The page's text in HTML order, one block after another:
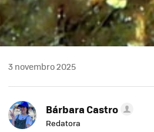
3 novembro 2025
Bárbara Castro
Redatora